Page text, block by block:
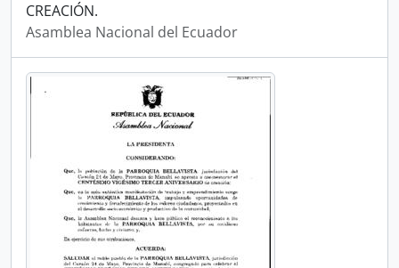
CREACIÓN.
Asamblea Nacional del Ecuador